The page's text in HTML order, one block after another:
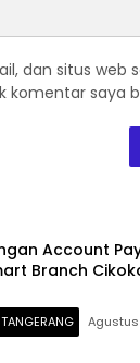
dan situs web
komentar saya
Account
Branch